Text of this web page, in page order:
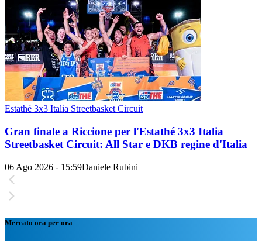
Estathé 3x3 Italia Streetbasket Circuit
Gran finale a Riccione per l'Estathé 3x3 Italia
Streetbasket Circuit: All Star e DKB regine d'Italia
06 Ago 2026 - 15:59Daniele Rubini
Mercato ora per ora